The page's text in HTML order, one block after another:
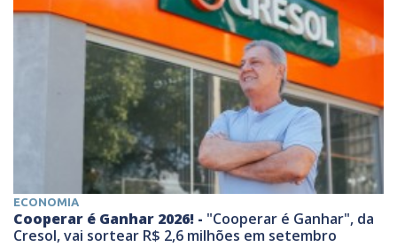
ECONOMIA
Cooperar é Ganhar 2026! - "Cooperar é Ganhar", da
Cresol, vai sortear R$ 2,6 milhões em setembro